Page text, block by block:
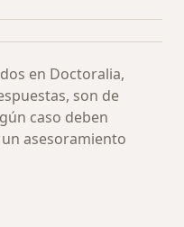
en Doctoralia,
son de
caso deben
asesoramiento